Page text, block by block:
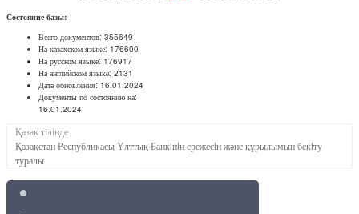
Состояние базы:
Всего документов: 355649
На казахском языке: 176600
На русском языке: 176917
На английском языке: 2131
Дата обновления: 16.01.2024
Документы по состоянию на:
16.01.2024
Қазақ тілінде
Қазақстан Республикасы Ұлттық Банкiнiң ережесiн және құрылымын бекiту
туралы